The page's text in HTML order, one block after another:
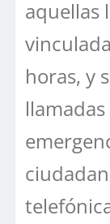
aquellas
horas, y